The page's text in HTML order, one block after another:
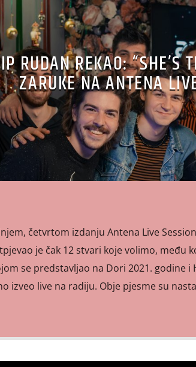
RUDAN REKAO: “SHE’S
ZARUKE NA ANTENA
četvrtom izdanju Antena Live
je čak 12 stvari koje volimo, među
se predstavljao na Dori 2021. godine i
izveo live na radiju. Obje pjesme su